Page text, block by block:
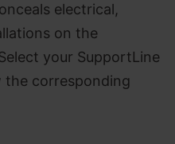
electrical,
on the
your SupportLine
the corresponding